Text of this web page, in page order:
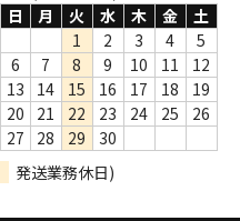
日
月 火 水 木 金
土
1
2 3 4
5
6
7 8 9 10 11
12
13
14 15 16 17 18
19
20
21 22 23 24 25
26
27
28 29
30
発送業務休日)